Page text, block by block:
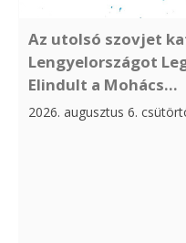
Az utolsó szovjet
Lengyelországot
Elindult a Mohács...
2026. augusztus 6.